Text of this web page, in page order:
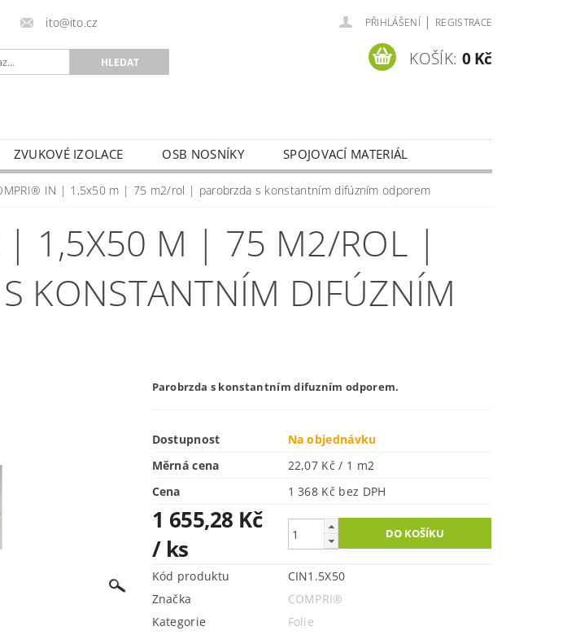
ito@ito.cz PŘIHLÁŠENÍ | REGISTRACE
KOŠÍK: 0 Kč
ZVUKOVÉ IZOLACE OSB NOSNÍKY
SPOJOVACÍ MATERIÁL
PODMÍNKY OCHRANY OSOBNÍCH ÚDAJŮ
IN | 1,5x50 m | 75 m2/rol | parobrzda s konstantním difúzním odporem
| 1,5X50 M | 75 M2/ROL |
KONSTANTNÍM DIFÚZNÍM
Parobrzda s konstantním difuzním odporem.
Dostupnost
Na objednávku
Měrná cena
22,07 Kč / 1 m2
Cena
1 368 Kč bez DPH
1 655,28 Kč
/ ks
Kód produktu
CIN1.5X50
Značka
COMPRI®
Kategorie
Folie